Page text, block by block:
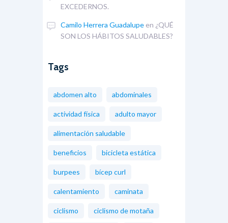
EXCEDERNOS.
Camilo Herrera Guadalupe en ¿QUÉ
SON LOS HÁBITOS SALUDABLES?
Tags
abdomen alto abdominales
actividad física adulto mayor
alimentación saludable
beneficios bicicleta estática
burpees bícep curl
calentamiento caminata
ciclismo ciclismo de motaña